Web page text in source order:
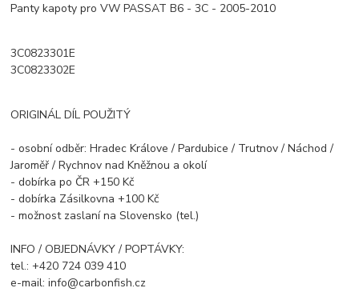
Panty kapoty pro VW PASSAT B6 - 3C - 2005-2010
3C0823301E
3C0823302E
ORIGINÁL DÍL POUŽITÝ
- osobní odběr: Hradec Králove / Pardubice / Trutnov / Náchod /
Jaroměř / Rychnov nad Kněžnou a okolí
- dobírka po ČR +150 Kč
- dobírka Zásilkovna +100 Kč
- možnost zaslaní na Slovensko (tel.)
INFO / OBJEDNÁVKY / POPTÁVKY:
tel.: +420 724 039 410
e-mail: info@carbonfish.cz